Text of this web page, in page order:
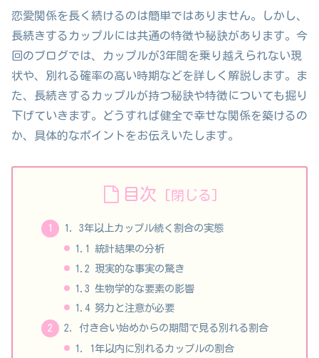
恋愛関係を長く続けるのは簡単ではありません。しかし、
長続きするカップルには共通の特徴や秘訣があります。今
回のブログでは、カップルが3年間を乗り越えられない現
状や、別れる確率の高い時期などを詳しく解説します。ま
た、長続きするカップルが持つ秘訣や特徴についても掘り
下げていきます。どうすれば健全で幸せな関係を築けるの
か、具体的なポイントをお伝えいたします。
目次
1. 3年以上カップル続く割合の実態
1.1 統計結果の分析
1.2 現実的な事実の驚き
1.3 生物学的な要素の影響
1.4 努力と注意が必要
2. 付き合い始めからの期間で見る別れる割合
1. 1年以内に別れるカップルの割合